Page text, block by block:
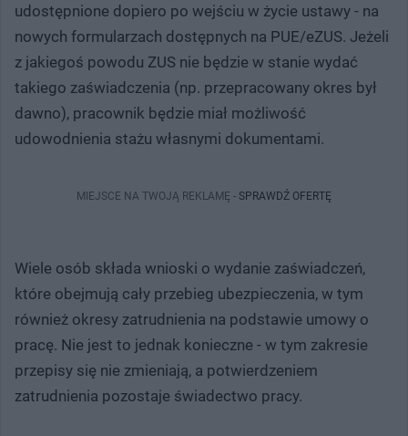
udostępnione dopiero po wejściu w życie ustawy - na
nowych formularzach dostępnych na PUE/eZUS. Jeżeli
z jakiegoś powodu ZUS nie będzie w stanie wydać
takiego zaświadczenia (np. przepracowany okres był
dawno), pracownik będzie miał możliwość
udowodnienia stażu własnymi dokumentami.
MIEJSCE NA TWOJĄ REKLAMĘ - SPRAWDŹ OFERTĘ
Wiele osób składa wnioski o wydanie zaświadczeń,
które obejmują cały przebieg ubezpieczenia, w tym
również okresy zatrudnienia na podstawie umowy o
pracę. Nie jest to jednak konieczne - w tym zakresie
przepisy się nie zmieniają, a potwierdzeniem
zatrudnienia pozostaje świadectwo pracy.